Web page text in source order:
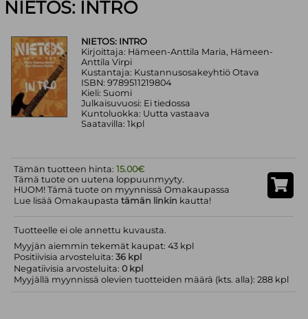
NIETOS: INTRO
NIETOS: INTRO
Kirjoittaja: Hämeen-Anttila Maria, Hämeen-
Anttila Virpi
Kustantaja: Kustannusosakeyhtiö Otava
ISBN: 9789511219804
Kieli: Suomi
Julkaisuvuosi: Ei tiedossa
Kuntoluokka: Uutta vastaava
Saatavilla: 1kpl
Tämän tuotteen hinta:15.00€
Tämä tuote on uutena loppuunmyyty.
HUOM! Tämä tuote on myynnissä Omakaupassa
Lue lisää Omakaupastatämän linkin kautta!
Tuotteelle ei ole annettu kuvausta.
Myyjän aiemmin tekemät kaupat: 43 kpl
Positiivisia arvosteluita:36 kpl
Negatiivisia arvosteluita:0 kpl
Myyjällä myynnissä olevien tuotteiden määrä (kts. alla): 288 kpl